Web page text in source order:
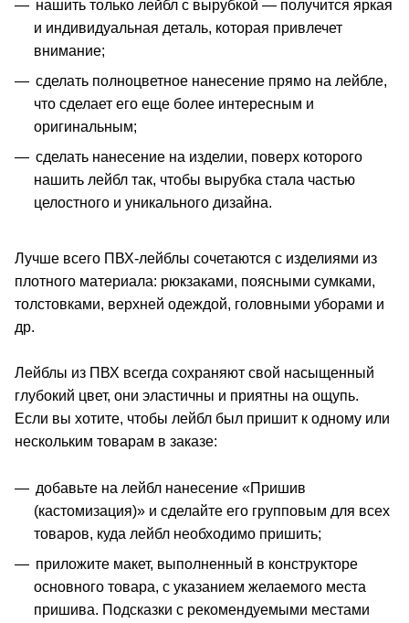
нашить только лейбл с вырубкой — получится яркая
и индивидуальная деталь, которая привлечет
внимание;
сделать полноцветное нанесение прямо на лейбле,
что сделает его еще более интересным и
оригинальным;
сделать нанесение на изделии, поверх которого
нашить лейбл так, чтобы вырубка стала частью
целостного и уникального дизайна.
Лучше всего ПВХ-лейблы сочетаются с изделиями из
плотного материала: рюкзаками, поясными сумками,
толстовками, верхней одеждой, головными уборами и
др.
Лейблы из ПВХ всегда сохраняют свой насыщенный
глубокий цвет, они эластичны и приятны на ощупь.
Если вы хотите, чтобы лейбл был пришит к одному или
нескольким товарам в заказе:
добавьте на лейбл нанесение «Пришив
(кастомизация)» и сделайте его групповым для всех
товаров, куда лейбл необходимо пришить;
приложите макет, выполненный в конструкторе
основного товара, с указанием желаемого места
пришива. Подсказки с рекомендуемыми местами